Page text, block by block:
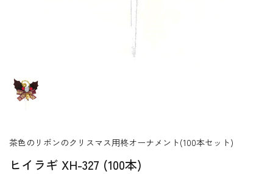
ヒイラギ XH-327 (100本)
茶色のリボンのクリスマス用柊オーナメント(100本セット)